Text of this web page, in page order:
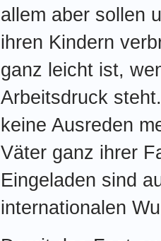
allem aber sollen
ihren Kindern
ganz leicht ist,
Arbeitsdruck
keine Ausreden
Väter ganz ihrer
Eingeladen sind
internationalen